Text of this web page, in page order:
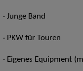
· Junge Band
· PKW für Touren
· Eigenes Equipment